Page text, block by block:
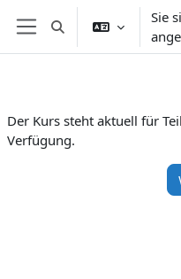
Zum Hauptinhalt
Website-Übersicht
Sucheingabe
Sie
Der Kurs steht aktuell für
Verfügung.